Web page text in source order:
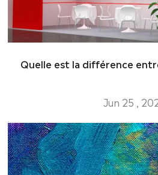
Quelle est la différence
Jun 25 ,